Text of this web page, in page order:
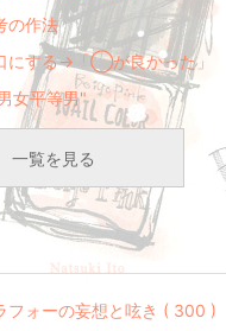
の作法
にする→「◯が良かった」
女平等男"
一覧を見る
フォーの妄想と呟き ( 300 )